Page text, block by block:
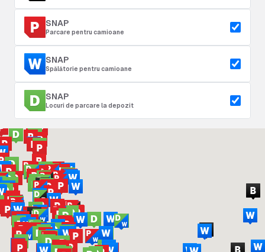
SNAP
Parcare pentru camioane
SNAP
Spălătorie pentru camioane
SNAP
Locuri de parcare la depozit